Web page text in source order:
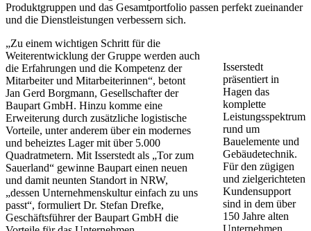
Produktgruppen und das Gesamtportfolio passen perfekt zueinander
und die Dienstleistungen verbessern sich.
Isserstedt
präsentiert in
Hagen das
komplette
Leistungsspektrum
rund um
Bauelemente und
Gebäudetechnik.
Für den zügigen
und zielgerichteten
Kundensupport
sind in dem über
150 Jahre alten
Unternehmen
„Zu einem wichtigen Schritt für die
Weiterentwicklung der Gruppe werden auch
die Erfahrungen und die Kompetenz der
Mitarbeiter und Mitarbeiterinnen“, betont
Jan Gerd Borgmann, Gesellschafter der
Baupart GmbH. Hinzu komme eine
Erweiterung durch zusätzliche logistische
Vorteile, unter anderem über ein modernes
und beheiztes Lager mit über 5.000
Quadratmetern. Mit Isserstedt als „Tor zum
Sauerland“ gewinne Baupart einen neuen
und damit neunten Standort in NRW,
„dessen Unternehmenskultur einfach zu uns
passt“, formuliert Dr. Stefan Drefke,
Geschäftsführer der Baupart GmbH die